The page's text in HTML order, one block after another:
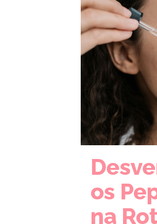
os
na